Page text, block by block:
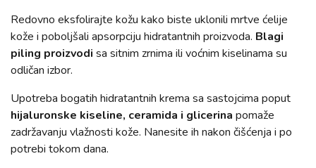
Redovno eksfolirajte kožu kako biste uklonili mrtve ćelije
kože i poboljšali apsorpciju hidratantnih proizvoda. Blagi
piling proizvodi sa sitnim zrnima ili voćnim kiselinama su
odličan izbor.
Upotreba bogatih hidratantnih krema sa sastojcima poput
hijaluronske kiseline, ceramida i glicerina pomaže
zadržavanju vlažnosti kože. Nanesite ih nakon čišćenja i po
potrebi tokom dana.